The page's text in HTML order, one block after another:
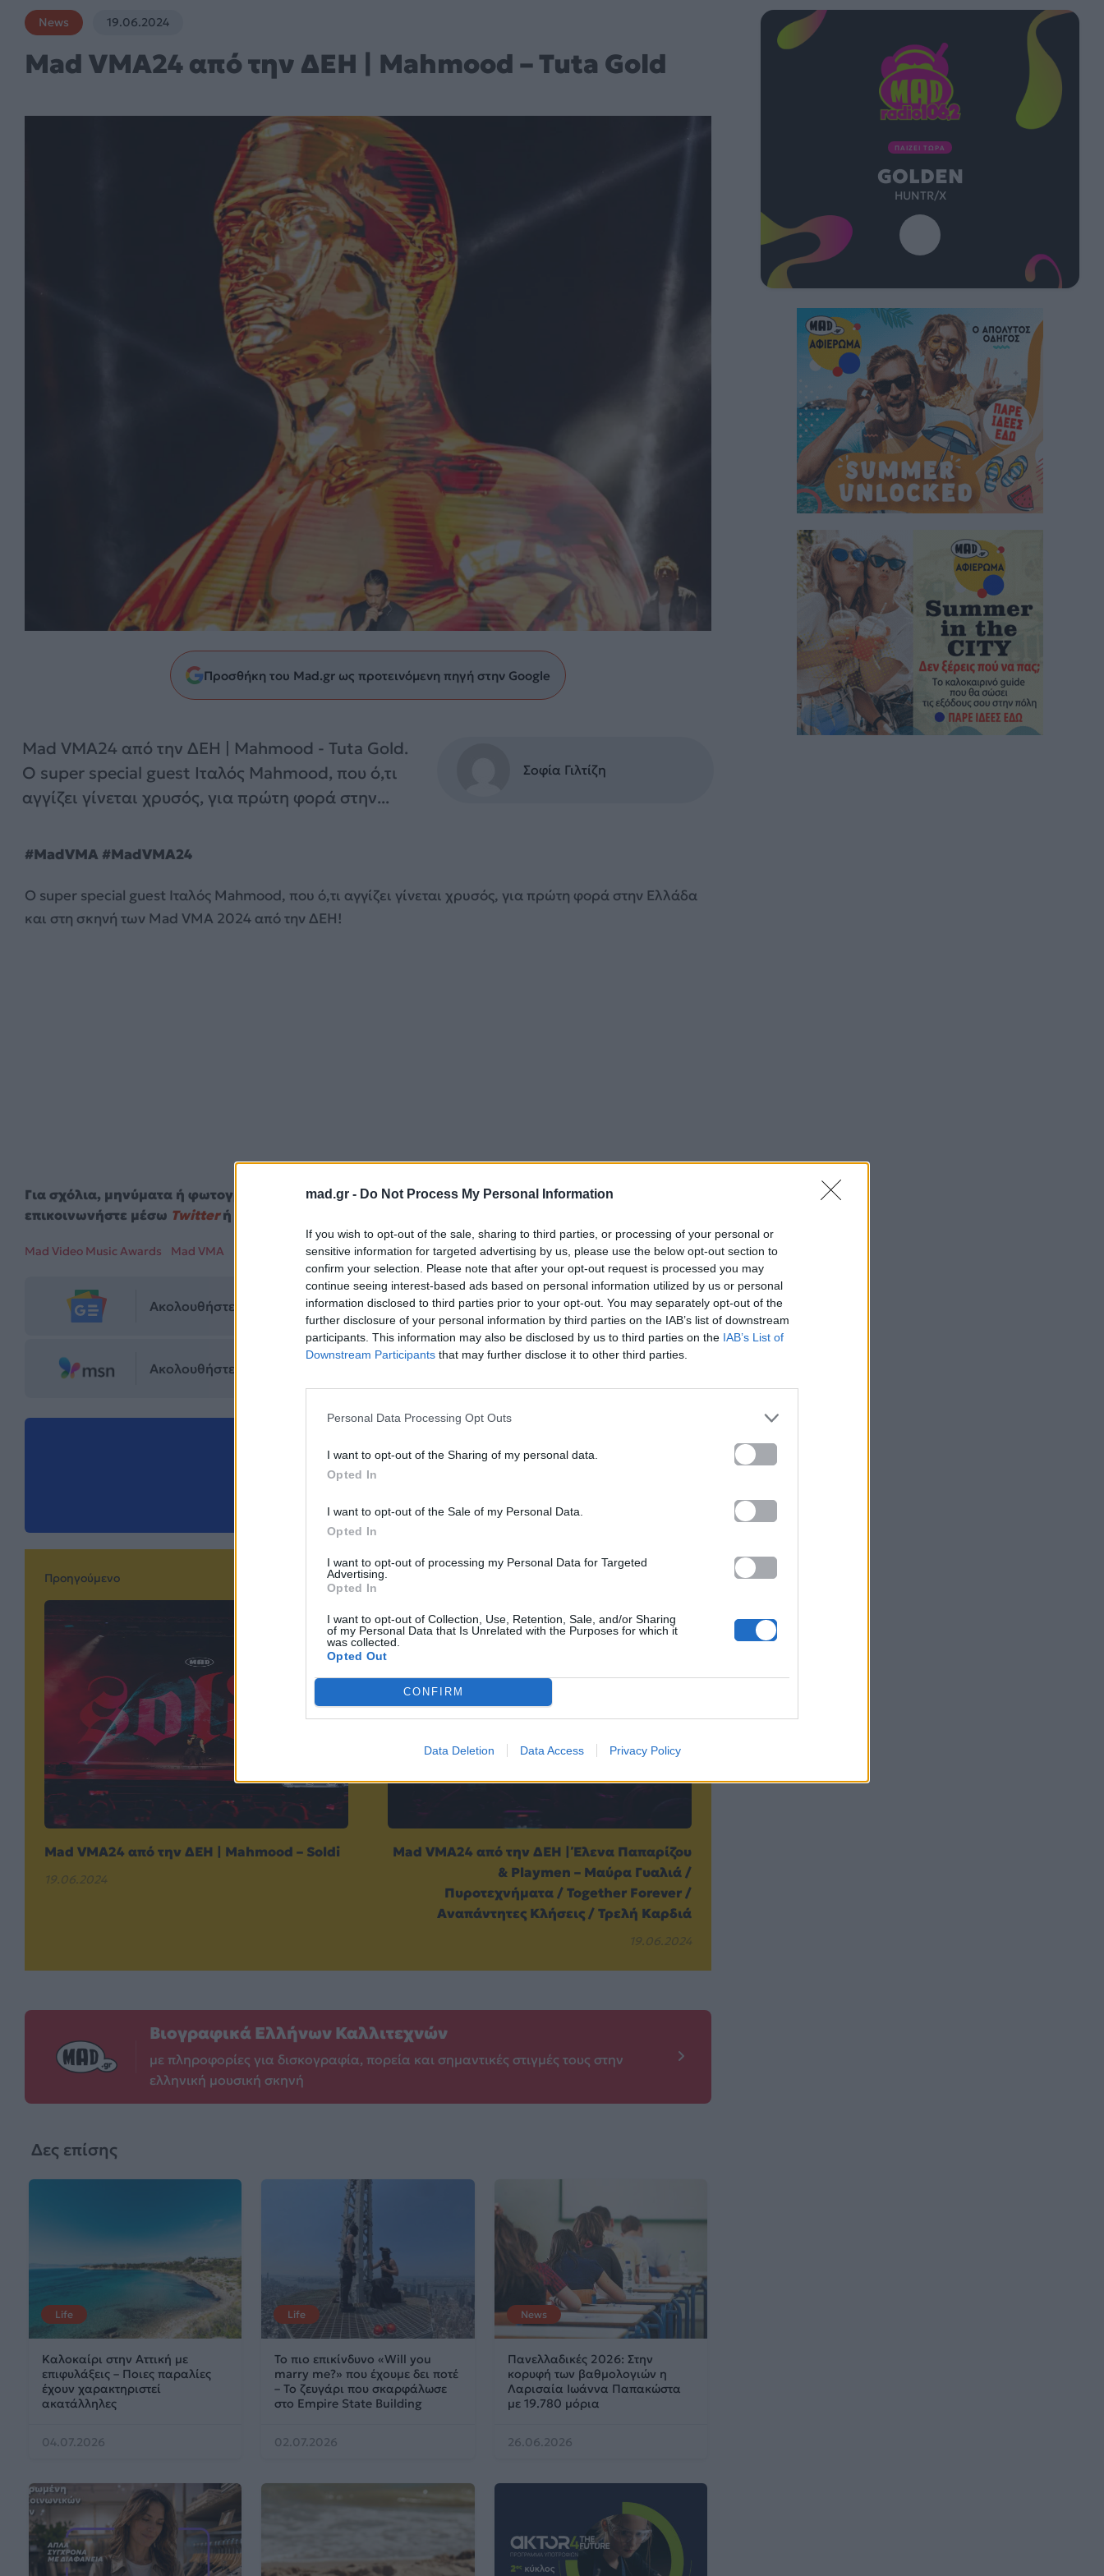
mad.gr - Do Not Process My Personal Information
If you wish to opt-out of the sale, sharing to third parties, or processing of your personal or
sensitive information for targeted advertising by us, please use the below opt-out section to
confirm your selection. Please note that after your opt-out request is processed you may
continue seeing interest-based ads based on personal information utilized by us or personal
information disclosed to third parties prior to your opt-out. You may separately opt-out of the
further disclosure of your personal information by third parties on the IAB’s list of downstream
participants. This information may also be disclosed by us to third parties on the IAB’s List of
Downstream Participants that may further disclose it to other third parties.
Personal Data Processing Opt Outs
I want to opt-out of the Sharing of my personal data.
Opted In
I want to opt-out of the Sale of my Personal Data.
Opted In
I want to opt-out of processing my Personal Data for Targeted
Advertising.
Opted In
I want to opt-out of Collection, Use, Retention, Sale, and/or Sharing
of my Personal Data that Is Unrelated with the Purposes for which it
was collected.
Opted Out
CONFIRM
Data Deletion Data Access Privacy Policy
News 19.06.2024
Mad VMA24 από την ΔΕΗ | Mahmood – Tuta Gold
Προσθήκη του Mad.gr ως προτεινόμενη πηγή στην Google
Mad VMA24 από την ΔΕΗ | Mahmood - Tuta Gold.
Ο super special guest Ιταλός Mahmood, που ό,τι
αγγίζει γίνεται χρυσός, για πρώτη φορά στην...
Σοφία Γιλτίζη
#MadVMA #MadVMA24
Ο super special guest Ιταλός Mahmood, που ό,τι αγγίζει γίνεται χρυσός, για πρώτη φορά στην Ελλάδα
και στη σκηνή των Mad VMA 2024 από την ΔΕΗ!
Για σχόλια, μηνύματα ή φωτογραφικό υλικό σχετικά με τοMad.gr, επισκεφτείτε μας στο
επικοινωνήστε μέσω Twitterή ακολουθήστε μας στο
Mad Video Music Awards Mad VMA mad vma 2024
Ακολουθήστε το Mad.gr στο Google News
Ακολουθήστε το Mad.gr στο MSN
Μοιράσου αυτό το άρθρο
Προηγούμενο
Mad VMA24 από την ΔΕΗ | Mahmood – Soldi
19.06.2024
Mad VMA24 από την ΔΕΗ | Έλενα Παπαρίζου
& Playmen – Μαύρα Γυαλιά /
Πυροτεχνήματα / Together Forever /
Αναπάντητες Κλήσεις / Τρελή Καρδιά
19.06.2024
Βιογραφικά Ελλήνων Καλλιτεχνών
με πληροφορίες για δισκογραφία, πορεία και σημαντικές στιγμές τους στην
ελληνική μουσική σκηνή
Δες επίσης
Life
Καλοκαίρι στην Αττική με
επιφυλάξεις – Ποιες παραλίες
έχουν χαρακτηριστεί
ακατάλληλες
04.07.2026
Life
Το πιο επικίνδυνο «Will you
marry me?» που έχουμε δει ποτέ
– Το ζευγάρι που σκαρφάλωσε
στο Empire State Building
02.07.2026
News
Πανελλαδικές 2026: Στην
κορυφή των βαθμολογιών η
Λαρισαία Ιωάννα Παπακώστα
με 19.780 μόρια
26.06.2026
ΠΑΙΖΕΙ ΤΩΡΑ
GOLDEN
HUNTR/X